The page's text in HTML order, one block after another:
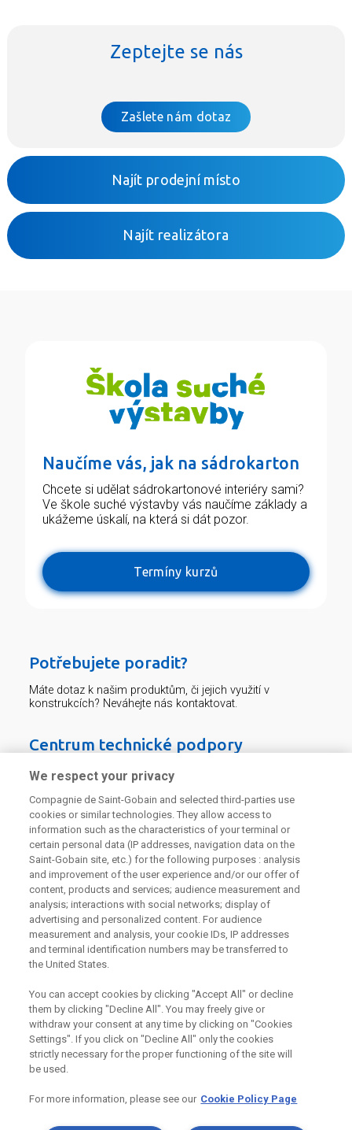
Zeptejte se nás
Zašlete nám dotaz
Najít prodejní místo
Najít realizátora
Naučíme vás, jak na sádrokarton
Chcete si udělat sádrokartonové interiéry sami?
Ve škole suché výstavby vás naučíme základy a
ukážeme úskalí, na která si dát pozor.
Termíny kurzů
Potřebujete poradit?
Máte dotaz k našim produktům, či jejich využití v
konstrukcích? Neváhejte nás kontaktovat.
Centrum technické podpory
226 292 224 Zaslat dotaz
Odebírejte náš newsletter
Užitečné odkazy
Právní Podmínky
Souhlas se zpracováním osobních údajů a cookies
Souhlas se zpracováním osobních údajů k marketingovým
účelům
Saint-Gobain Construction Products
CZ a.s., IČ:25029673, se sídlem
We respect your privacy
Compagnie de Saint-Gobain and selected third-parties use
cookies or similar technologies. They allow access to
information such as the characteristics of your terminal or
certain personal data (IP addresses, navigation data on the
Saint-Gobain site, etc.) for the following purposes : analysis
and improvement of the user experience and/or our offer of
content, products and services; audience measurement and
analysis; interactions with social networks; display of
advertising and personalized content. For audience
measurement and analysis, your cookie IDs, IP addresses
and terminal identification numbers may be transferred to
the United States.
You can accept cookies by clicking "Accept All" or decline
them by clicking "Decline All". You may freely give or
withdraw your consent at any time by clicking on "Cookies
Settings". If you click on "Decline All" only the cookies
strictly necessary for the proper functioning of the site will
be used.
For more information, please see our Cookie Policy Page